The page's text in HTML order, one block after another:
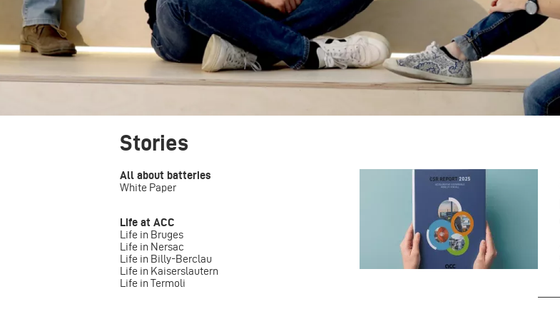
Stories
All about batteries
White Paper
Life at ACC
Life in Bruges
Life in Nersac
Life in Billy-Berclau
Life in Kaiserslautern
Life in Termoli